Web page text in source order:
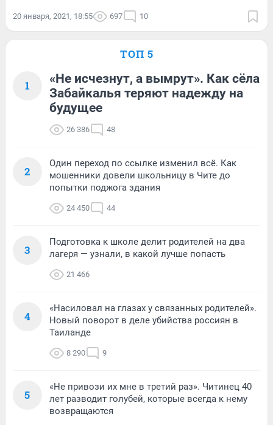
20 января, 2021, 18:55 697 10
ТОП 5
1
«Не исчезнут, а вымрут». Как сёла
Забайкалья теряют надежду на
будущее
26 386 48
2
Один переход по ссылке изменил всё. Как
мошенники довели школьницу в Чите до
попытки поджога здания
24 450 44
3
Подготовка к школе делит родителей на два
лагеря — узнали, в какой лучше попасть
21 466
4
«Насиловал на глазах у связанных родителей».
Новый поворот в деле убийства россиян в
Таиланде
8 290 9
5
«Не привози их мне в третий раз». Читинец 40
лет разводит голубей, которые всегда к нему
возвращаются